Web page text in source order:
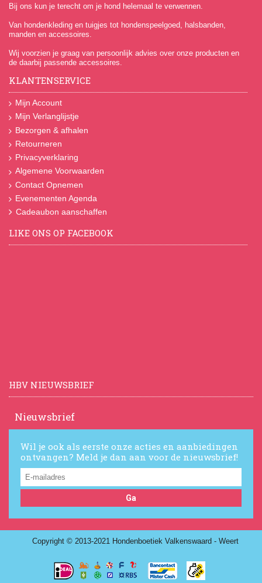
Bij ons kun je terecht om je hond helemaal te verwennen.
Van hondenkleding en tuigjes tot hondenspeelgoed, halsbanden,
manden en accessoires.
Wij voorzien je graag van persoonlijk advies over onze producten en
de daarbij passende accessoires.
KLANTENSERVICE
Mijn Account
Mijn Verlanglijstje
Bezorgen & afhalen
Retourneren
Privacyverklaring
Algemene Voorwaarden
Contact Opnemen
Evenementen Agenda
Cadeaubon aanschaffen
LIKE ONS OP FACEBOOK
HBV NIEUWSBRIEF
Nieuwsbrief
Wil je ook als eerste onze acties en aanbiedingen
ontvangen? Meld je dan aan voor de nieuwsbrief!
Ga
Copyright © 2013-2021 Hondenboetiek Valkenswaard - Weert